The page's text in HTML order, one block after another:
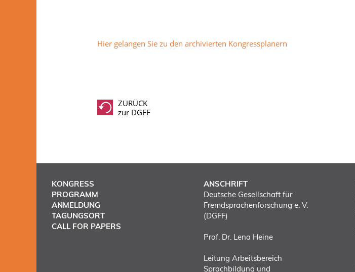
Hier gelangen Sie zu den archivierten Kongressplanern
ZURÜCK
zur DGFF
KONGRESS
PROGRAMM
ANMELDUNG
TAGUNGSORT
CALL FOR PAPERS
ANSCHRIFT
Deutsche Gesellschaft für
Fremdsprachenforschung e. V.
(DGFF)
Prof. Dr. Lena Heine
Leitung Arbeitsbereich
Sprachbildung und